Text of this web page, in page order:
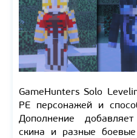
GameHunters Solo
PE персонажей и
Дополнение
скина и разные